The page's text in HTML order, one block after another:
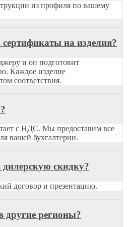
из профиля по вашему
на изделия?
и он подготовит
Каждое изделие
соответствия.
с НДС. Мы предоставим все
вашей бухгалтерии.
скидку?
договор и презентацию.
другие регионы?